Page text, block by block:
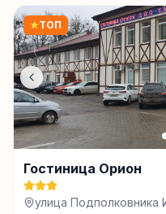
★ТОП
Гостиница Орион
улица Подполковника